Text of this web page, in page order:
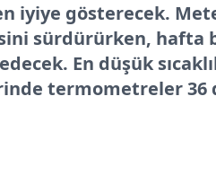
iyiye gösterecek.
sürdürürken, hafta
En düşük
termometreler 36